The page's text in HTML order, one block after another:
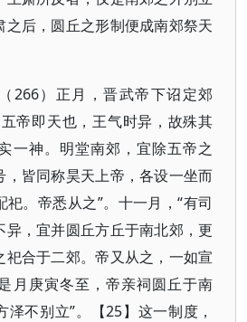
之后，圆丘之形制便成南郊祭天
266）正月，晋武帝下诏定郊
帝即天也，王气时异，故殊其
一神。明堂南郊，宜除五帝之
，皆同称昊天上帝，各设一坐而
。帝悉从之”。十一月，“有司
异，宜并圆丘方丘于南北郊，更
合于二郊。帝又从之，一如宣
月庚寅冬至，帝亲祠圆丘于南
不别立”。【25】这一制度，